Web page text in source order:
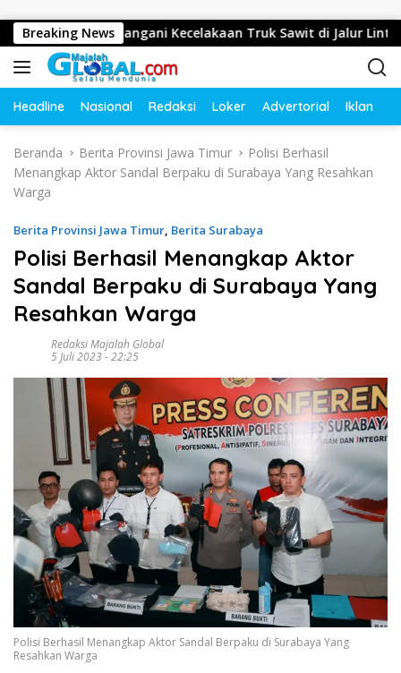
Breaking News
Tangani Kecelakaan Truk Sawit di Jalur Lintas Barat,
Headline Nasional Redaksi Loker Advertorial Iklan
Beranda Berita Provinsi Jawa Timur
Polisi Berhasil
Menangkap Aktor Sandal Berpaku di Surabaya Yang Resahkan
Warga
Berita Provinsi Jawa Timur, Berita Surabaya
Polisi Berhasil Menangkap Aktor
Sandal Berpaku di Surabaya Yang
Resahkan Warga
Redaksi Majalah Global
5 Juli 2023 - 22:25
Polisi Berhasil Menangkap Aktor Sandal Berpaku di Surabaya Yang
Resahkan Warga